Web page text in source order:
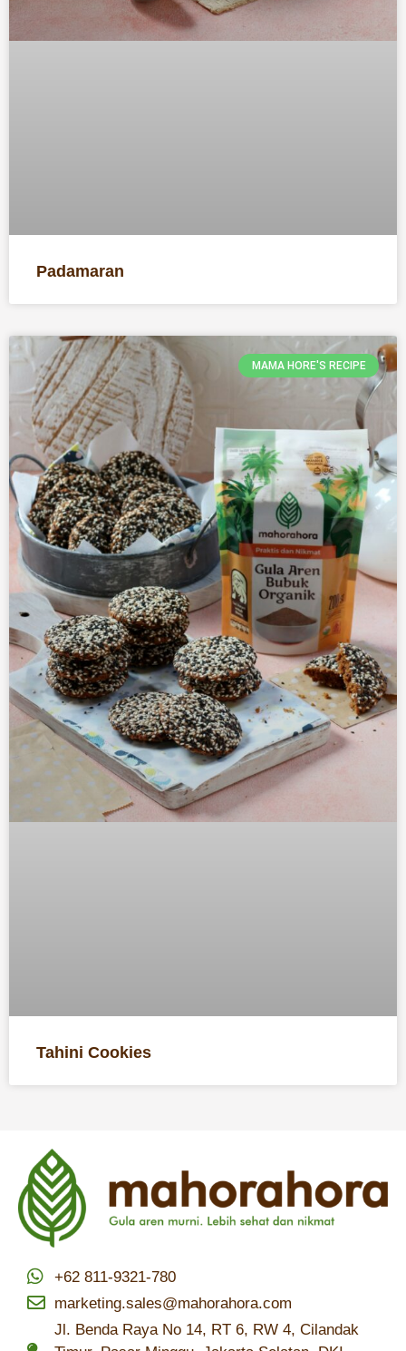
Padamaran
MAMA HORE'S RECIPE
Tahini Cookies
+62 811-9321-780
marketing.sales@mahorahora.com
Jl. Benda Raya No 14, RT 6, RW 4, Cilandak